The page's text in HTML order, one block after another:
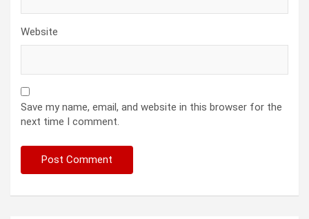
Website
Save my name, email, and website in this browser for the
next time I comment.